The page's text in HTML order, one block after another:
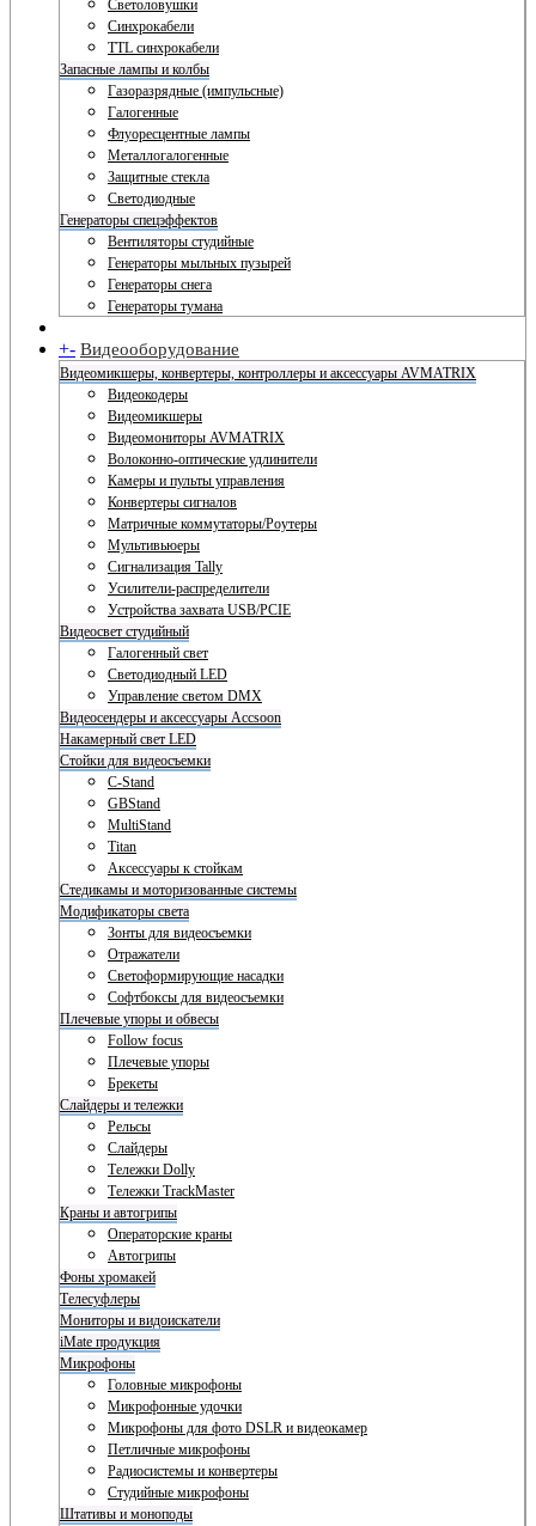
Светоловушки
Синхрокабели
TTL синхрокабели
Запасные лампы и колбы
Газоразрядные (импульсные)
Галогенные
Флуоресцентные лампы
Металлогалогенные
Защитные стекла
Светодиодные
Генераторы спецэффектов
Вентиляторы студийные
Генераторы мыльных пузырей
Генераторы снега
Генераторы тумана
+- Видеооборудование
Видеомикшеры, конвертеры, контроллеры и аксессуары AVMATRIX
Видеокодеры
Видеомикшеры
Видеомониторы AVMATRIX
Волоконно-оптические удлинители
Камеры и пульты управления
Конвертеры сигналов
Матричные коммутаторы/Роутеры
Мультивьюеры
Сигнализация Tally
Усилители-распределители
Устройства захвата USB/PCIE
Видеосвет студийный
Галогенный свет
Светодиодный LED
Управление светом DMX
Видеосендеры и аксессуары Accsoon
Накамерный свет LED
Стойки для видеосъемки
C-Stand
GBStand
MultiStand
Titan
Аксессуары к стойкам
Стедикамы и моторизованные системы
Модификаторы света
Зонты для видеосъемки
Отражатели
Светоформирующие насадки
Софтбоксы для видеосъемки
Плечевые упоры и обвесы
Follow focus
Плечевые упоры
Брекеты
Слайдеры и тележки
Рельсы
Слайдеры
Тележки Dolly
Тележки TrackMaster
Краны и автогрипы
Операторские краны
Автогрипы
Фоны хромакей
Телесуфлеры
Мониторы и видоискатели
iMate продукция
Микрофоны
Головные микрофоны
Микрофонные удочки
Микрофоны для фото DSLR и видеокамер
Петличные микрофоны
Радиосистемы и конвертеры
Студийные микрофоны
Штативы и моноподы